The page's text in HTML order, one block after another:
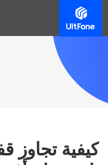
كيفية تجاوز